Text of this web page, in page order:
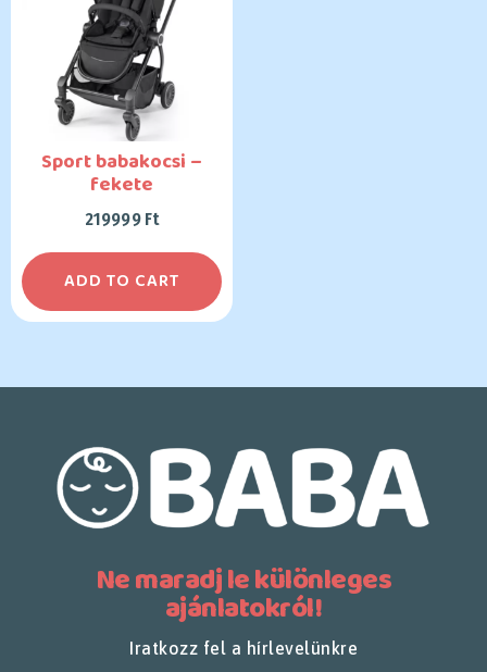
Sport babakocsi –
fekete
219999 Ft
ADD TO CART
Ne maradj le különleges
ajánlatokról!
Iratkozz fel a hírlevelünkre